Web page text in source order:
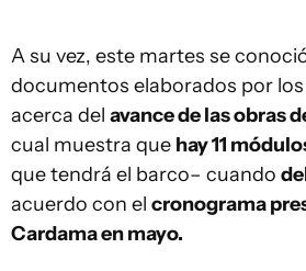
A su vez, este martes se
documentos elaborados por
acerca del avance de las obras
cual muestra que hay 11
que tendrá el barco– cuando
acuerdo con el cronograma
Cardama en mayo.